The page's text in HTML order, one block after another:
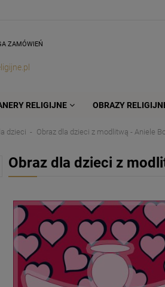
ZAMÓWIEŃ
RELIGIJNE OBRAZY
dzieci Obraz dla dzieci z modlitwą - Aniele
Obraz dla dzieci z